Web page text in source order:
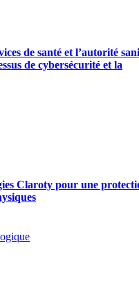
de santé et l’autorité
de cybersécurité et la
Claroty pour une